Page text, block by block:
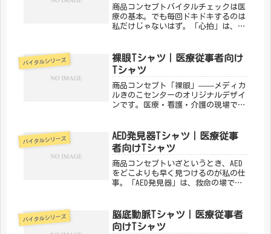
商品コンセプトバイタルチェックは医
療の基本。でも毎回ドキドキするのは
私だけじゃないはず。「心拍」は、バ
わずうなずいてしまいます。「メディ
カルきのこセンター」が手がけるこの
デ...
バイタルシリーズ
裸眼Tシャツ｜医療従事者向け
Tシャツ
商品コンセプト「裸眼」——メディカ
ルきのこセンターのオリジナルデザイ
ンです。医療・看護・介護の現場で働
プレゼントにもぴったりです。「メデ
ィカルきのこセンター」が手がけるこ
の...
バイタルシリーズ
AED発見器Tシャツ｜医療従事
者向けTシャツ
商品コンセプトいざというとき、AED
をどこよりも早く見つけるのが私の仕
事。「AED発見器」は、救命の場で活
把握しているあなたにこそ。「メディ
カルきのこセンター」が手がける...
バイタルシリーズ
脳底動脈Tシャツ｜医療従事者
向けTシャツ